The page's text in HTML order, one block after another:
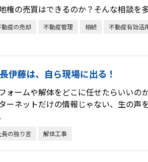
権の売買はできるのか？そんな相談を
動産の売却 不動産管理 相続 不動産有効活
伊藤は、自ら現場に出る！
ォームや解体をどこに任せたらいいの
ーネットだけの情報じゃない、生の声
長の独り言 解体工事